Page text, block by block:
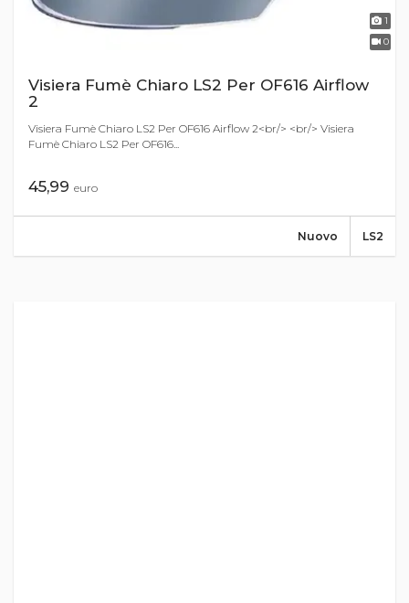
1
0
Visiera Fumè Chiaro LS2 Per OF616 Airflow
2
Visiera Fumè Chiaro LS2 Per OF616 Airflow 2<br/> <br/> Visiera
Fumè Chiaro LS2 Per OF616...
45,99 euro
LS2
Nuovo